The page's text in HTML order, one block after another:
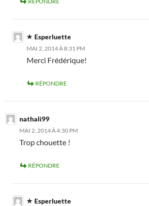
Esperluette
MAI 2, 2014 À 8:31 PM
Merci Frédérique!
RÉPONDRE
nathali99
MAI 2, 2014 À 4:30 PM
Trop chouette !
RÉPONDRE
Esperluette